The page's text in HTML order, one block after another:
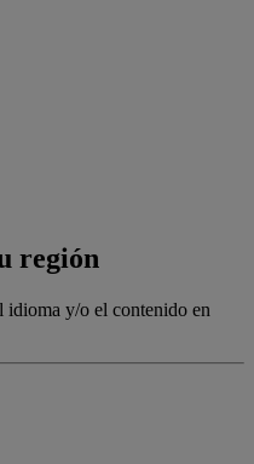
región
idioma y/o el contenido en